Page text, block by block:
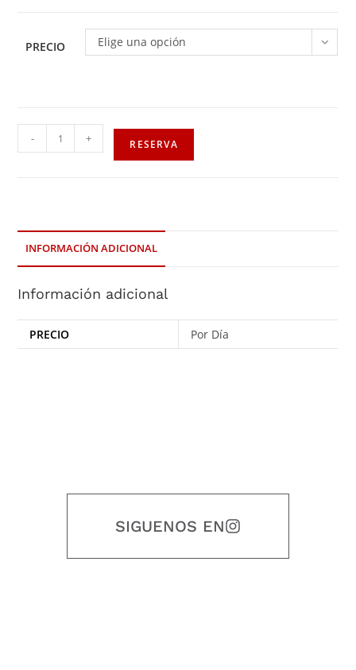
PRECIO Elige una opción
- + RESERVA
INFORMACIÓN ADICIONAL
Información adicional
PRECIO Por Día
SIGUENOS EN